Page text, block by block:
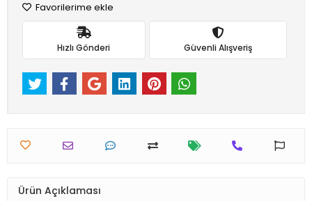
Favorilerime ekle
Hızlı Gönderi Güvenli Alışveriş
Ürün Açıklaması